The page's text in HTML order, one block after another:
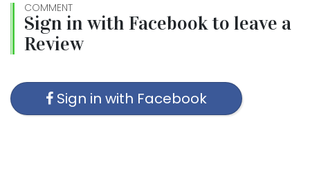
COMMENT
Sign in with Facebook to leave a
Review
Sign in with Facebook